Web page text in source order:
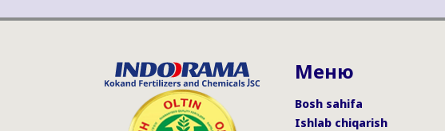
Меню
Bosh sahifa
Ishlab chiqarish